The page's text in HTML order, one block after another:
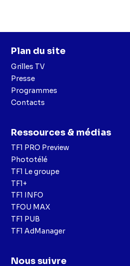
Plan du site
Grilles TV
Presse
Programmes
Contacts
Ressources & médias
TF1 PRO Preview
Phototélé
TF1 Le groupe
TF1+
TF1 INFO
TFOU MAX
TF1 PUB
TF1 AdManager
Nous suivre